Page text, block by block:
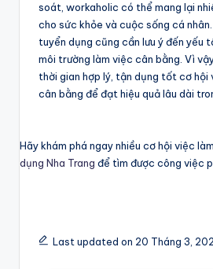
soát, workaholic có thể mang lại
cho sức khỏe và cuộc sống cá
tuyển dụng cũng cần lưu ý đến yếu
môi trường làm việc cân bằng. Vì
thời gian hợp lý, tận dụng tốt cơ hội
cân bằng để đạt hiệu quả lâu dài
Hãy khám phá ngay nhiều cơ hội việc
dụng Nha Trang để tìm được công việc
Last updated on 20 Tháng 3,